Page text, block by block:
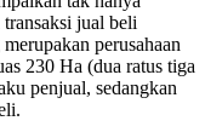
jual beli
perusahaan
230 Ha (dua ratus tiga
penjual, sedangkan